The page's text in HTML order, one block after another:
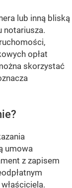
lub inną bliską
notariusza.
opłat
skorzystać
umowa
z zapisem